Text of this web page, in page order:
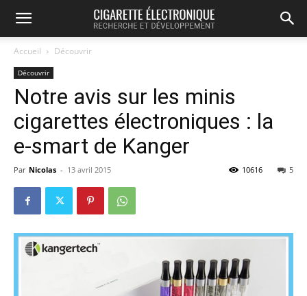
Accueil Découvrir
Découvrir
Notre avis sur les minis
cigarettes électroniques : la
e-smart de Kanger
Par Nicolas - 13 avril 2015 5
10616